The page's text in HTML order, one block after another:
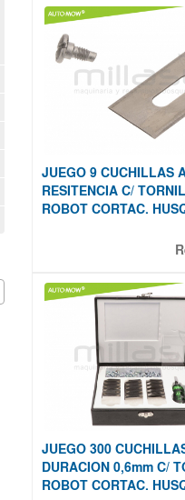
JUEGO 9 CUCHILLAS
RESITENCIA C/
ROBOT CORTAC.
JUEGO 300
DURACION 0,6mm C/
ROBOT CORTAC.